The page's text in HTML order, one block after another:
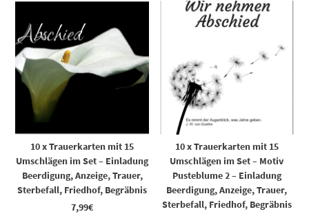
10 x Trauerkarten mit 15
Umschlägen im Set – Einladung
Beerdigung, Anzeige, Trauer,
Sterbefall, Friedhof, Begräbnis
7,99€
10 x Trauerkarten mit 15
Umschlägen im Set – Motiv
Pusteblume 2 – Einladung
Beerdigung, Anzeige, Trauer,
Sterbefall, Friedhof, Begräbnis